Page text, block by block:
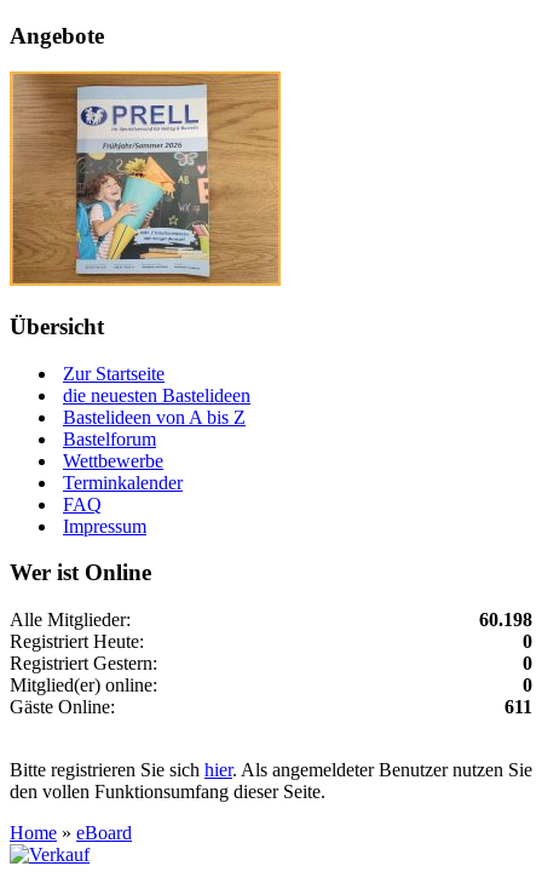
Angebote
Übersicht
Zur Startseite
die neuesten Bastelideen
Bastelideen von A bis Z
Bastelforum
Wettbewerbe
Terminkalender
FAQ
Impressum
Wer ist Online
Alle Mitglieder:
60.198
Registriert Heute:
0
Registriert Gestern:
0
Mitglied(er) online:
0
Gäste Online:
611
Bitte registrieren Sie sich hier. Als angemeldeter Benutzer nutzen Sie
den vollen Funktionsumfang dieser Seite.
Home » eBoard